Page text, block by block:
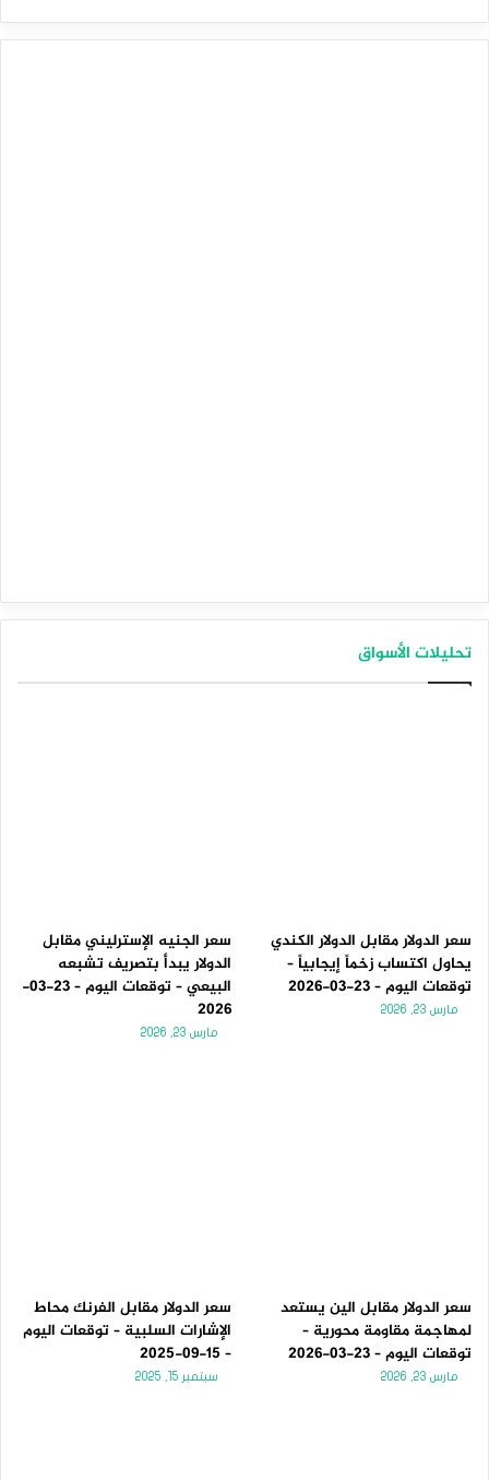
تحليلات الأسواق
سعر الدولار مقابل الدولار الكندي
يحاول اكتساب زخماً إيجابياً –
توقعات اليوم – 23-03-2026
مارس 23, 2026
سعر الجنيه الإسترليني مقابل
الدولار يبدأ بتصريف تشبعه
البيعي – توقعات اليوم – 23-03-
2026
مارس 23, 2026
سعر الدولار مقابل الين يستعد
لمهاجمة مقاومة محورية –
توقعات اليوم – 23-03-2026
مارس 23, 2026
سعر الدولار مقابل الفرنك محاط
الإشارات السلبية – توقعات اليوم
– 15-09-2025
سبتمبر 15, 2025